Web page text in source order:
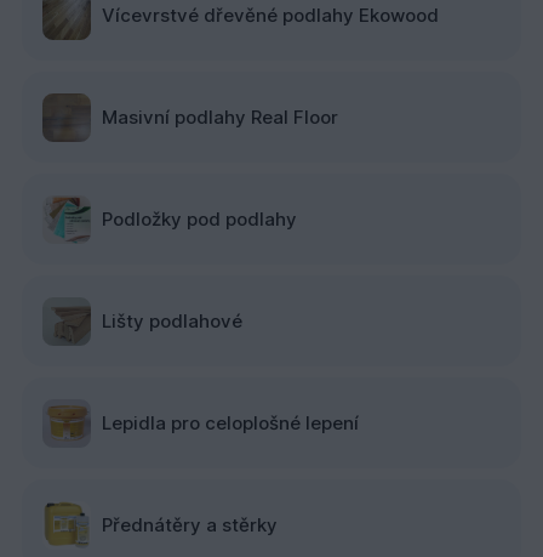
Vícevrstvé dřevěné podlahy Ekowood
Masivní podlahy Real Floor
Podložky pod podlahy
Lišty podlahové
Lepidla pro celoplošné lepení
Přednátěry a stěrky